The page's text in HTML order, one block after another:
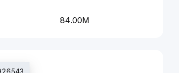
84.00M